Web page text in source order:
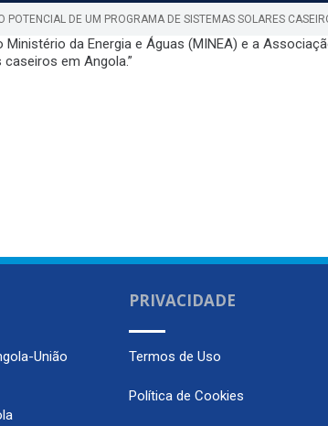
POTENCIAL DE UM PROGRAMA DE SISTEMAS SOLARES
da Energia e Águas (MINEA) e a
em Angola.”
União
PRIVACIDADE
Termos de Uso
Política de Cookies